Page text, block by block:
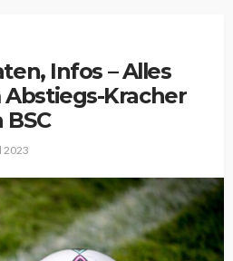
Infos – Alles
Kracher
2023